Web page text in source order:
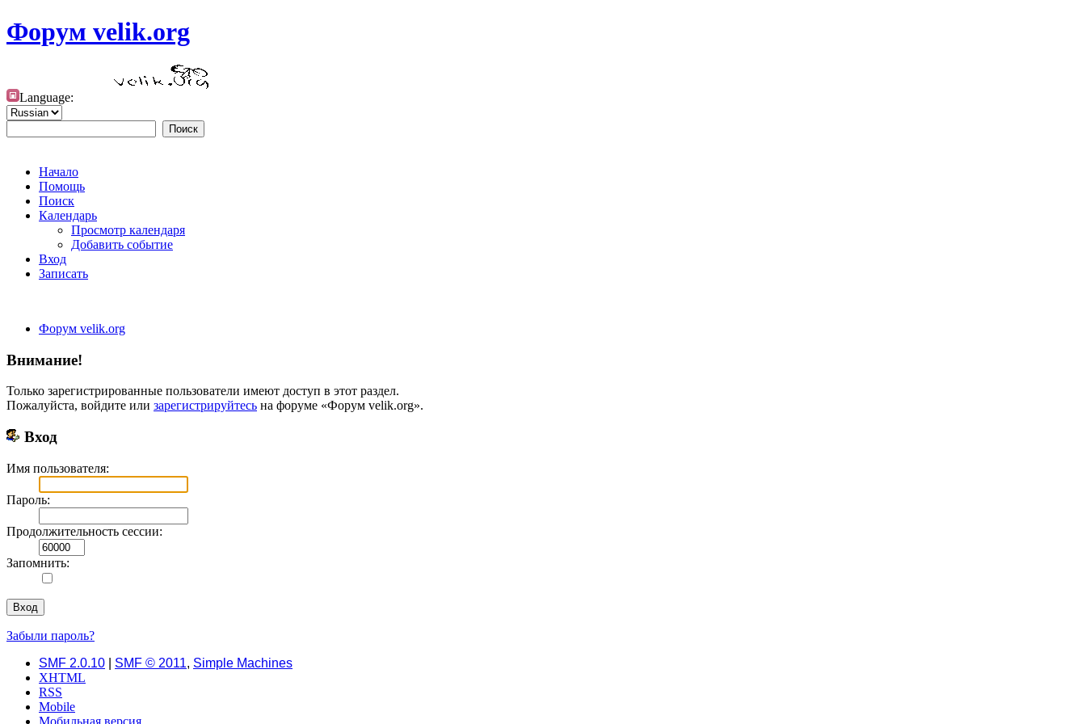
Форум velik.org
Language:
Начало
Помощь
Поиск
Календарь
Просмотр календаря
Добавить событие
Вход
Записать
Форум velik.org
Внимание!
Только зарегистрированные пользователи имеют доступ в этот раздел.
Пожалуйста, войдите или зарегистрируйтесь на форуме «Форум velik.org».
Вход
Имя пользователя:
Пароль:
Продолжительность сессии:
Запомнить:
Забыли пароль?
SMF 2.0.10
SMF © 2011, Simple Machines
XHTML
RSS
Mobile
Мобильная версия